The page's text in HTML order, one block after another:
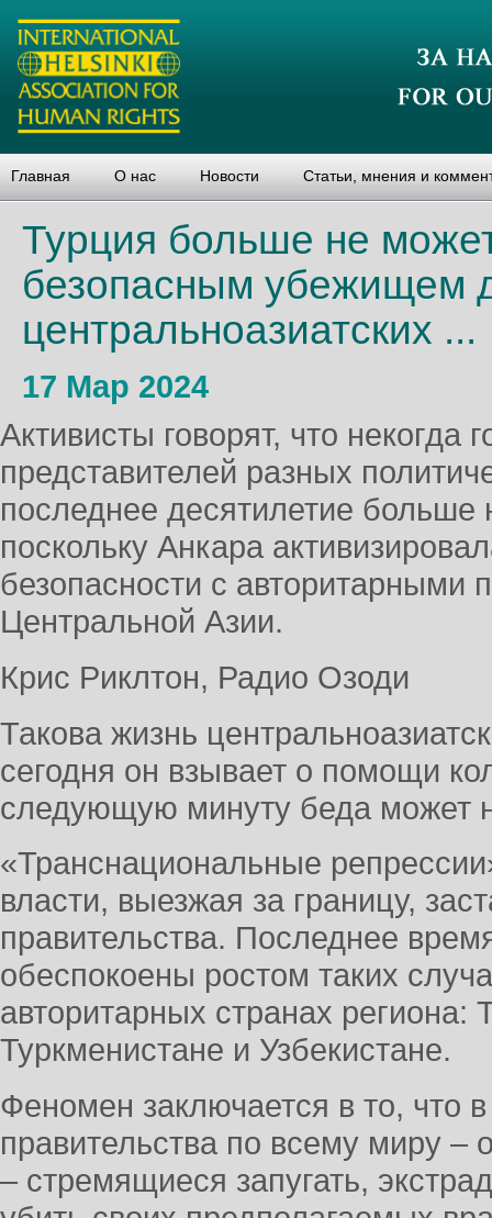
Главная О нас Новости Статьи, мнения и
Турция больше не
безопасным убежищем
центральноазиатских ...
17 Мар 2024
Активисты говорят, что некогда
представителей разных
последнее десятилетие больше
поскольку Анкара
безопасности с авторитарными
Центральной Азии.
Крис Риклтон, Радио Озоди
Такова жизнь
сегодня он взывает о помощи
следующую минуту беда может
«Транснациональные
власти, выезжая за границу,
правительства. Последнее
обеспокоены ростом таких
авторитарных странах региона:
Туркменистане и Узбекистане.
Феномен заключается в то, что
правительства по всему миру –
– стремящиеся запугать,